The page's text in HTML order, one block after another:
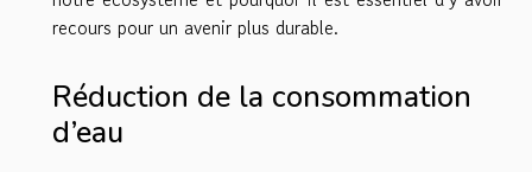
recours pour un avenir plus durable.
Réduction de la consommation
d’eau